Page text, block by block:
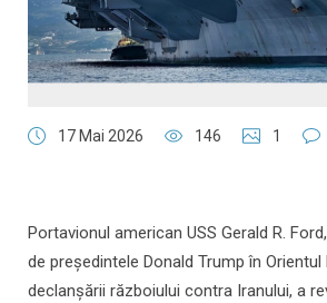
17 Mai 2026 146 1
Portavionul american USS Gerald R.
de președintele Donald Trump în
declanșării războiului contra Iranului, a